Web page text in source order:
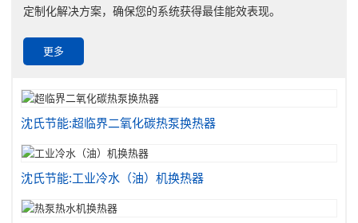
定制化解决方案，确保您的系统获得最佳能效表现。
更多
沈氏节能:超临界二氧化碳热泵换热器
沈氏节能:工业冷水（油）机换热器